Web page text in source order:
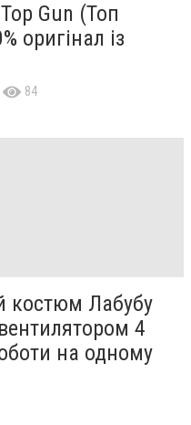
Gun (Топ
оригінал із
84
костюм Лабубу
4
на одному